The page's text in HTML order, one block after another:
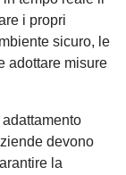
i propri
sicuro, le
adottare misure
devono
la